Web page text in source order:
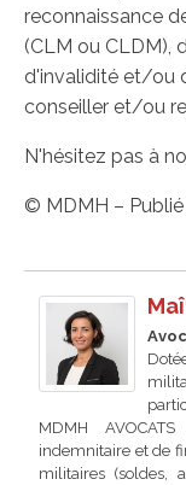
reconnaissance
(CLM ou CLDM),
d'invalidité et/ou
conseiller et/ou
N'hésitez pas à
© MDMH –
MDMH
indemnitaire et de
militaires (soldes,